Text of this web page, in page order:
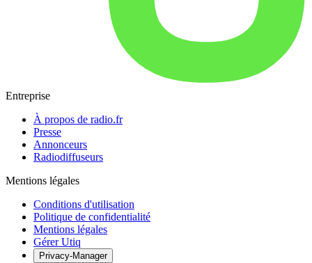
Entreprise
À propos de radio.fr
Presse
Annonceurs
Radiodiffuseurs
Mentions légales
Conditions d'utilisation
Politique de confidentialité
Mentions légales
Gérer Utiq
Privacy-Manager